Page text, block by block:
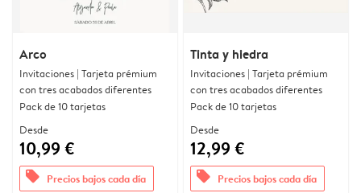
Arco
Invitaciones | Tarjeta prémium
con tres acabados diferentes
Pack de 10 tarjetas
Desde
10,99 €
offers Precios bajos cada día
Tinta y hiedra
Invitaciones | Tarjeta prémium
con tres acabados diferentes
Pack de 10 tarjetas
Desde
12,99 €
offers Precios bajos cada día